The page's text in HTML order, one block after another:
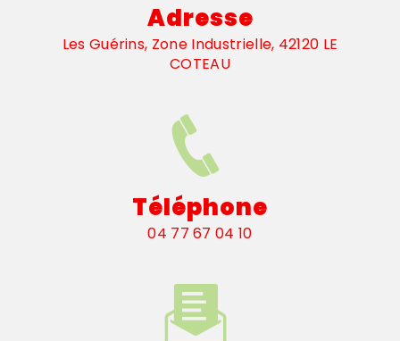
Adresse
Les Guérins, Zone Industrielle, 42120 LE
COTEAU
Téléphone
04 77 67 04 10